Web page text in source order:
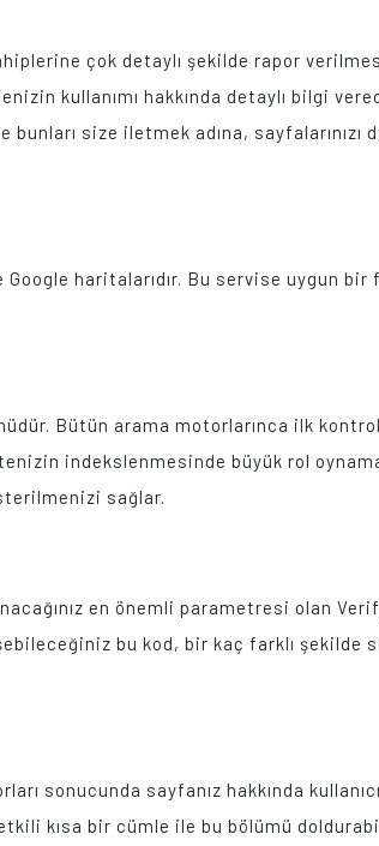
çok detaylı şekilde rapor
kullanımı hakkında detaylı bilgi
bunları size iletmek adına,
Google haritalarıdır. Bu servise uygun
Bütün arama motorlarınca ilk
indekslenmesinde büyük rol
sağlar.
en önemli parametresi olan
bu kod, bir kaç farklı şekilde
sonucunda sayfanız hakkında
kısa bir cümle ile bu bölümü